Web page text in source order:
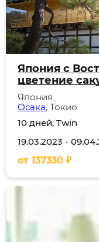
Япония с
цветение
Япония
Осака, Токио
10 дней, Twin
19.03.2023 -
от 137330 ₽